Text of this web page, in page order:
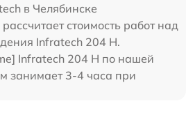
в Челябинске
стоимость работ над
Infratech 204 Н.
Infratech 204 Н по нашей
занимает 3-4 часа при